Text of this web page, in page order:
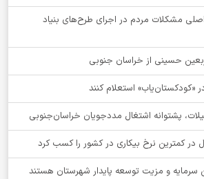
مشکلات مردم در اجرای طرح‌های بنیاد
«کودکستان‌یاب» استعلام کنند
در کمترین نرخ بیکاری در کشور را کسب کرد
سرمایه و مزیت توسعه پایدار شهرستان هستند